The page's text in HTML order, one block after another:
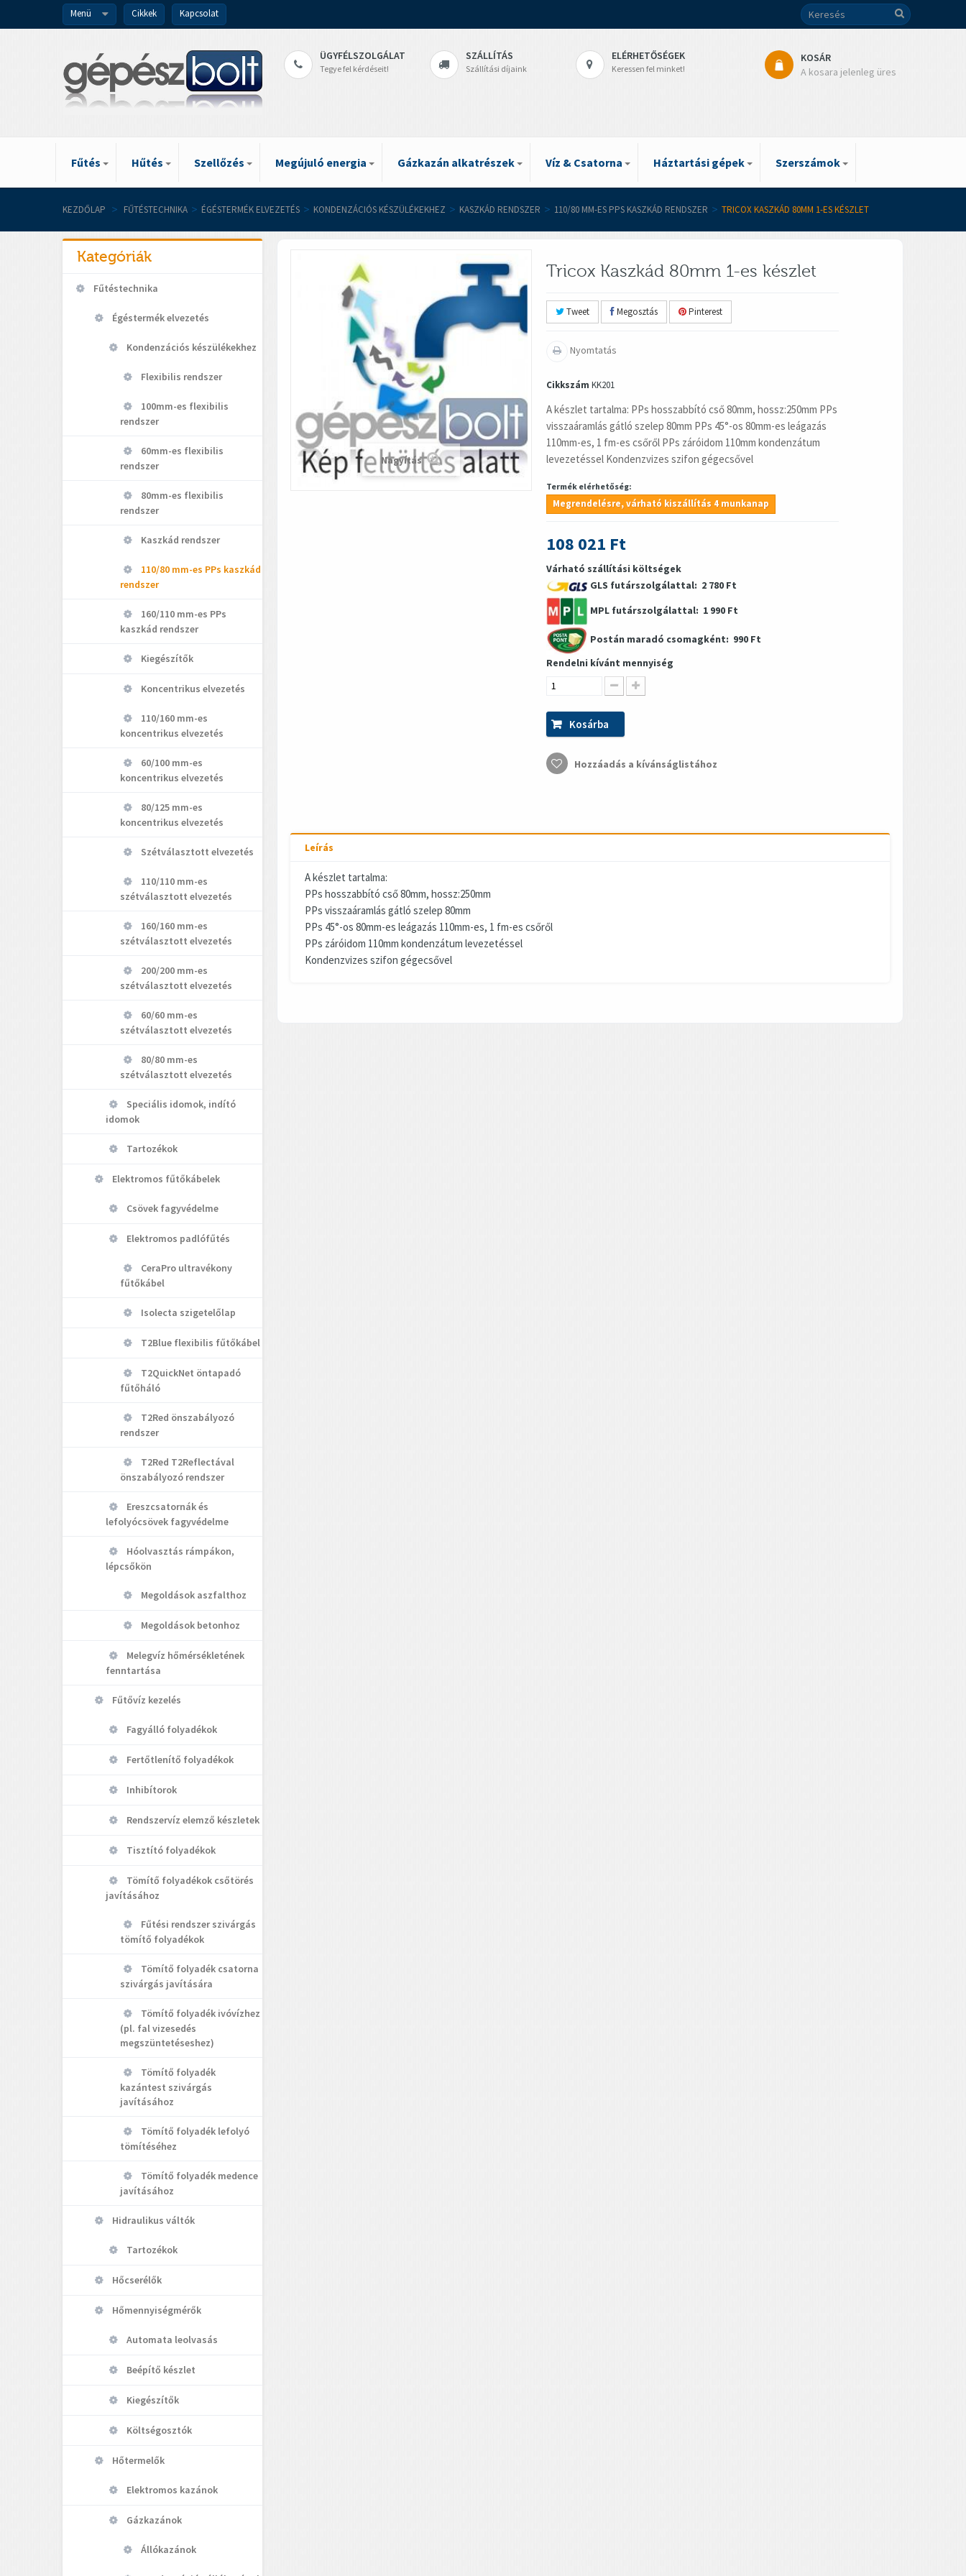
Menü Cikkek Kapcsolat
ÜGYFÉLSZOLGÁLAT
Tegye fel kérdéseit!
SZÁLLÍTÁS
Szállítási díjaink
ELÉRHETŐSÉGEK
Keressen fel minket!
KOSÁR
A kosara jelenleg üres
Fűtés Hűtés Szellőzés Megújuló energia Gázkazán alkatrészek Víz & Csatorna Háztartási gépek Szerszámok
KEZDŐLAP > FŰTÉSTECHNIKA > ÉGÉSTERMÉK ELVEZETÉS > KONDENZÁCIÓS KÉSZÜLÉKEKHEZ > KASZKÁD RENDSZER > 110/80 MM-ES PPS KASZKÁD RENDSZER > TRICOX KASZKÁD 80MM 1-ES KÉSZLET
Kategóriák
Fűtéstechnika
Égéstermék elvezetés
Kondenzációs készülékekhez
Flexibilis rendszer
100mm-es flexibilis
rendszer
60mm-es flexibilis
rendszer
80mm-es flexibilis
rendszer
Kaszkád rendszer
110/80 mm-es PPs kaszkád
rendszer
160/110 mm-es PPs
kaszkád rendszer
Kiegészítők
Koncentrikus elvezetés
110/160 mm-es
koncentrikus elvezetés
60/100 mm-es
koncentrikus elvezetés
80/125 mm-es
koncentrikus elvezetés
Szétválasztott elvezetés
110/110 mm-es
szétválasztott elvezetés
160/160 mm-es
szétválasztott elvezetés
200/200 mm-es
szétválasztott elvezetés
60/60 mm-es
szétválasztott elvezetés
80/80 mm-es
szétválasztott elvezetés
Speciális idomok, indító
idomok
Tartozékok
Elektromos fűtőkábelek
Csövek fagyvédelme
Elektromos padlófűtés
CeraPro ultravékony
fűtőkábel
Isolecta szigetelőlap
T2Blue flexibilis fűtőkábel
T2QuickNet öntapadó
fűtőháló
T2Red önszabályozó
rendszer
T2Red T2Reflectával
önszabályozó rendszer
Ereszcsatornák és
lefolyócsövek fagyvédelme
Hóolvasztás rámpákon,
lépcsőkön
Megoldások aszfalthoz
Megoldások betonhoz
Melegvíz hőmérsékletének
fenntartása
Fűtővíz kezelés
Fagyálló folyadékok
Fertőtlenítő folyadékok
Inhibítorok
Rendszervíz elemző készletek
Tisztító folyadékok
Tömítő folyadékok csőtörés
javításához
Fűtési rendszer szivárgás
tömítő folyadékok
Tömítő folyadék csatorna
szivárgás javítására
Tömítő folyadék ivóvízhez
(pl. fal vizesedés
megszüntetéseshez)
Tömítő folyadék
kazántest szivárgás
javításához
Tömítő folyadék lefolyó
tömítéséhez
Tömítő folyadék medence
javításához
Hidraulikus váltók
Tartozékok
Hőcserélők
Hőmennyiségmérők
Automata leolvasás
Beépítő készlet
Kiegészítők
Költségosztók
Hőtermelők
Elektromos kazánok
Gázkazánok
Állókazánok
Nagyítás
Tricox Kaszkád 80mm 1-es készlet
Tweet Megosztás Pinterest
Nyomtatás
Cikkszám KK201
A készlet tartalma: PPs hosszabbító cső 80mm, hossz:250mm PPs
visszaáramlás gátló szelep 80mm PPs 45°-os 80mm-es leágazás
110mm-es, 1 fm-es csőről PPs záróidom 110mm kondenzátum
levezetéssel Kondenzvizes szifon gégecsővel
Termék elérhetőség:
Megrendelésre, várható kiszállítás 4 munkanap
108 021 Ft
Várható szállítási költségek
GLS futárszolgálattal: 2 780 Ft
MPL futárszolgálattal: 1 990 Ft
Postán maradó csomagként: 990 Ft
Rendelni kívánt mennyiség
Kosárba
Hozzáadás a kívánságlistához
Leírás
A készlet tartalma:
PPs hosszabbító cső 80mm, hossz:250mm
PPs visszaáramlás gátló szelep 80mm
PPs 45°-os 80mm-es leágazás 110mm-es, 1 fm-es csőről
PPs záróidom 110mm kondenzátum levezetéssel
Kondenzvizes szifon gégecsővel